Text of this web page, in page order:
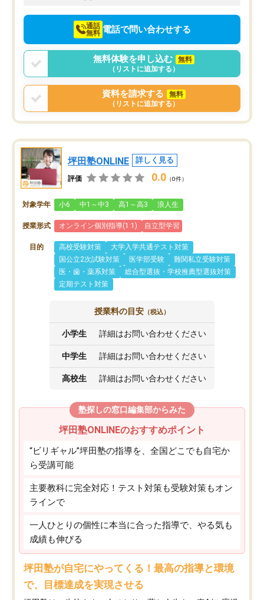
通話
無料 電話で問い合わせする
無料体験を申し込む
無料
（リストに追加する）
資料を請求する
無料
（リストに追加する）
坪田塾ONLINE 詳しく見る
評価 0.0 （0件）
対象学年 小6 中1～中3 高1～高3 浪人生
授業形式 オンライン個別指導(1:1) 自立型学習
目的 高校受験対策
大学入学共通テスト対策
国公立2次試験対策
医学部受験
難関私立受験対策
医・歯・薬系対策
総合型選抜・学校推薦型選抜対策
定期テスト対策
授業料の目安 （税込）
小学生 詳細はお問い合わせください
中学生 詳細はお問い合わせください
高校生 詳細はお問い合わせください
塾探しの窓口編集部からみた
坪田塾ONLINEのおすすめポイント
“ビリギャル”坪田塾の指導を、全国どこでも自宅か
ら受講可能
主要教科に完全対応！テスト対策も受験対策もオン
ラインで
一人ひとりの個性に本当に合った指導で、やる気も
成績も伸びる
坪田塾が自宅にやってくる！最高の指導と環境
で、目標達成を実現させる